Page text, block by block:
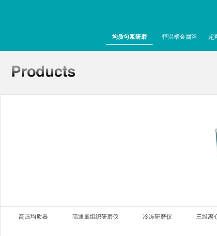
均质匀浆研磨 恒温槽金属浴 超
高压均质器 高通量组织研磨仪 冷冻研磨仪 三维离